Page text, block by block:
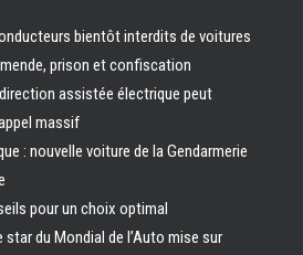
bientôt interdits de voitures
prison et confiscation
assistée électrique peut
massif
: nouvelle voiture de la Gendarmerie
pour un choix optimal
du Mondial de l’Auto mise sur